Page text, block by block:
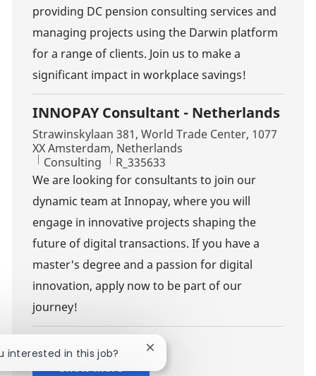
providing DC pension consulting services and
managing projects using the Darwin platform
for a range of clients. Join us to make a
significant impact in workplace savings!
INNOPAY Consultant - Netherlands
Location
Strawinskylaan 381, World Trade Center, 1077
XX Amsterdam, Netherlands
Category
Consulting Job Id
R_335633
We are looking for consultants to join our
dynamic team at Innopay, where you will
engage in innovative projects shaping the
future of digital transactions. If you have a
master's degree and a passion for digital
innovation, apply now to be part of our
journey!
Show more
interested in this job? Close chatbot notification